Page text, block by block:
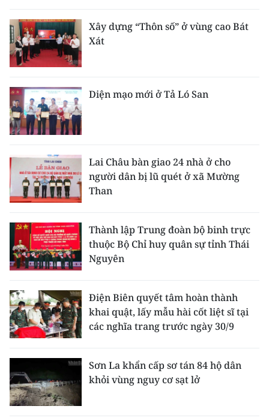
Xây dựng “Thôn số” ở vùng cao Bát
Xát
Diện mạo mới ở Tả Ló San
Lai Châu bàn giao 24 nhà ở cho
người dân bị lũ quét ở xã Mường
Than
Thành lập Trung đoàn bộ binh trực
thuộc Bộ Chỉ huy quân sự tỉnh Thái
Nguyên
Điện Biên quyết tâm hoàn thành
khai quật, lấy mẫu hài cốt liệt sĩ tại
các nghĩa trang trước ngày 30/9
Sơn La khẩn cấp sơ tán 84 hộ dân
khỏi vùng nguy cơ sạt lở